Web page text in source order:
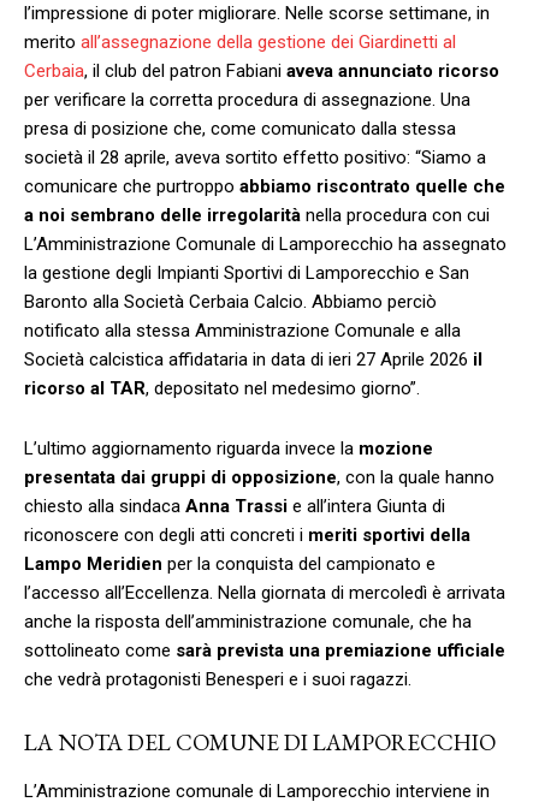
l’impressione di poter migliorare. Nelle scorse settimane, in
merito all’assegnazione della gestione dei Giardinetti al
Cerbaia, il club del patron Fabiani aveva annunciato ricorso
per verificare la corretta procedura di assegnazione. Una
presa di posizione che, come comunicato dalla stessa
società il 28 aprile, aveva sortito effetto positivo: “Siamo a
comunicare che purtroppo abbiamo riscontrato quelle che
a noi sembrano delle irregolarità nella procedura con cui
L’Amministrazione Comunale di Lamporecchio ha assegnato
la gestione degli Impianti Sportivi di Lamporecchio e San
Baronto alla Società Cerbaia Calcio. Abbiamo perciò
notificato alla stessa Amministrazione Comunale e alla
Società calcistica affidataria in data di ieri 27 Aprile 2026 il
ricorso al TAR, depositato nel medesimo giorno”.
L’ultimo aggiornamento riguarda invece la mozione
presentata dai gruppi di opposizione, con la quale hanno
chiesto alla sindaca Anna Trassi e all’intera Giunta di
riconoscere con degli atti concreti i meriti sportivi della
Lampo Meridien per la conquista del campionato e
l’accesso all’Eccellenza. Nella giornata di mercoledì è arrivata
anche la risposta dell’amministrazione comunale, che ha
sottolineato come sarà prevista una premiazione ufficiale
che vedrà protagonisti Benesperi e i suoi ragazzi.
LA NOTA DEL COMUNE DI LAMPORECCHIO
L’Amministrazione comunale di Lamporecchio interviene in